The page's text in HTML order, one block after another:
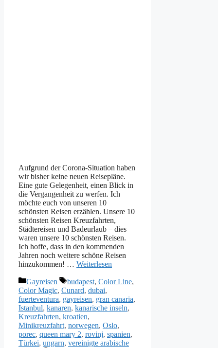
Aufgrund der Corona-Situation haben
wir bisher keine neuen Reisepläne.
Eine gute Gelegenheit, einen Blick in
die Vergangenheit zu werfen. Ich
möchte euch von unseren 10
schönsten Reisen erzählen. Unsere 10
schönsten Reisen Kreuzfahrten,
Städtereisen und Badeurlaub – dies
waren unsere 10 schönsten Reisen.
Ich hoffe, dass in den kommenden
Jahren noch weitere schöne Reisen
hinzukommen! … Weiterlesen
Kategorien
Gayreisen Schlagwörter
budapest, Color Line,
Color Magic, Cunard, dubai,
fuerteventura, gayreisen, gran canaria,
Istanbul, kanaren, kanarische inseln,
Kreuzfahrten, kroatien,
Minikreuzfahrt, norwegen, Oslo,
porec, queen mary 2, rovinj, spanien,
Türkei, ungarn, vereinigte arabische